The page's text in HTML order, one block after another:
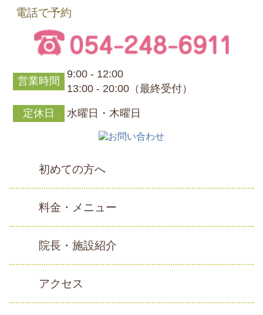
電話で予約
営業時間
9:00 - 12:00
13:00 - 20:00（最終受付）
定休日 水曜日・木曜日
初めての方へ
料金・メニュー
院長・施設紹介
アクセス